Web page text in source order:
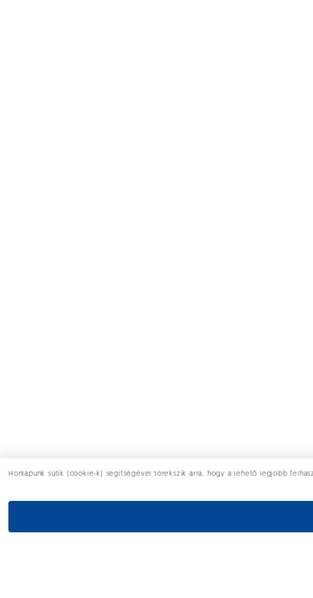
Honlapunk sütik (cookie-k) segítségével törekszik arra, hogy a lehető legjobb